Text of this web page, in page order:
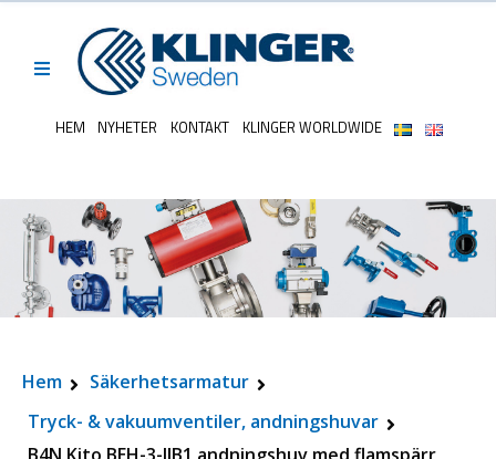
HEM NYHETER KONTAKT KLINGER WORLDWIDE
Hem
Säkerhetsarmatur
Tryck- & vakuumventiler, andningshuvar